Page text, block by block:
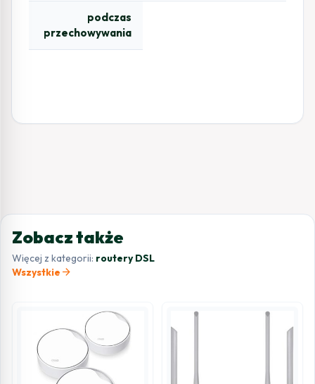
podczas
przechowywania
Zobacz także
Więcej z kategorii: routery DSL
Wszystkie arrow_forward